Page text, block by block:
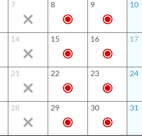
7 8 9 10
14 15 16 17
21 22 23 24
28 29 30 31